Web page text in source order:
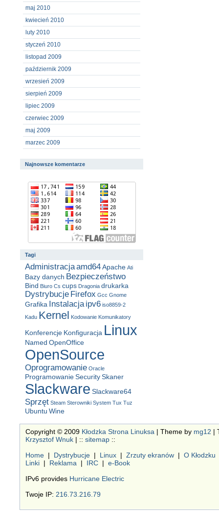
maj 2010
kwiecień 2010
luty 2010
styczeń 2010
listopad 2009
październik 2009
wrzesień 2009
sierpień 2009
lipiec 2009
czerwiec 2009
maj 2009
marzec 2009
Najnowsze komentarze
Tagi
Administracjaamd64Apache Ati
Bazy danych Bezpieczeństwo
Bind Biuro Cs cups Dragonia drukarka
Dystrybucje Firefox Gcc Gnome
Grafika Instalacja ipv6 iso8859-2
Kadu Kernel Kodowanie Komunikatory
Konferencje Konfiguracja Linux
Named OpenOffice
OpenSource
Oprogramowanie Oracle
ProgramowanieSecuritySkaner
Slackware Slackware64
Sprzęt Steam Sterowniki System Tux Tuz
Ubuntu Wine
Copyright © 2009 Kłodzka Strona Linuksa | Theme by mg12 |
Krzysztof Wnuk | :: sitemap ::
Home | Dystrybucje | Linux | Zrzuty ekranów | O Kłodzku
Linki | Reklama | IRC | e-Book
IPv6 provides Hurricane Electric
Twoje IP: 216.73.216.79